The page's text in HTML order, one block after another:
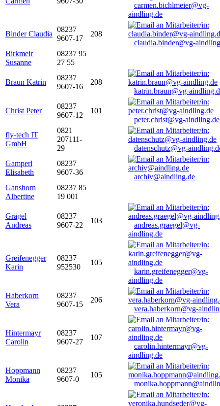
carmen.bichlmeier@vg-
aindling.de
Binder Claudia
08237
9607-17
208
claudia.binder@vg-
Birkmeir
Susanne
08237 95
27 55
Braun Katrin
08237
9607-16
208
katrin.braun@vg-
Christ Peter
08237
9607-12
101
peter.christ@vg-aindling.de
fly-tech IT
GmbH
0821
207111-
29
datenschutz@vg-
Gamperl
Elisabeth
08237
9607-36
archiv@aindling.de
Ganshorn
Albertine
08237 85
19 001
Grägel
Andreas
08237
9607-22
103
andreas.graegel@vg-
aindling.de
Greifenegger
Karin
08237
952530
105
karin.greifenegger@vg-
aindling.de
Haberkorn
Vera
08237
9607-15
206
vera.haberkorn@vg-
Hintermayr
Carolin
08237
9607-27
107
carolin.hintermayr@vg-
aindling.de
Hoppmann
Monika
08237
9607-0
105